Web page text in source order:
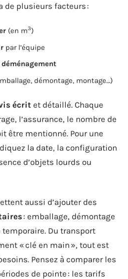
de plusieurs facteurs :
(en m3)
par l’équipe
démontage, montage…)
écrit et détaillé. Chaque
l’assurance, le nombre de
être mentionné. Pour une
la date, la configuration
d’objets lourds ou
aussi d’ajouter des
: emballage, démontage
Du transport
« clé en main », tout est
Pensez à comparer les
de pointe : les tarifs